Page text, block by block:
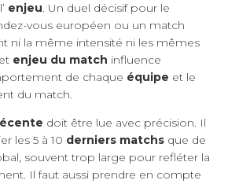
enjeu. Un duel décisif pour le
vous européen ou un match
ni la même intensité ni les mêmes
enjeu du match influence
de chaque équipe et le
du match.
doit être lue avec précision. Il
les 5 à 10 derniers matchs que de
souvent trop large pour refléter la
Il faut aussi prendre en compte